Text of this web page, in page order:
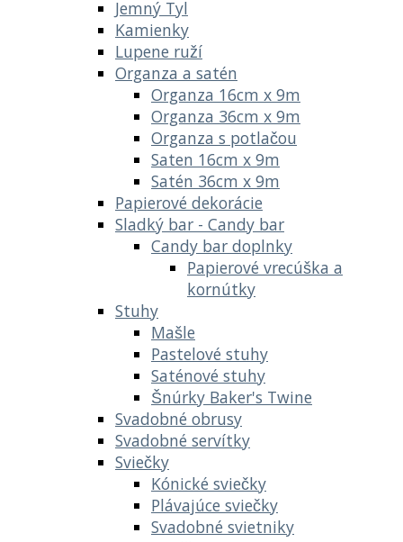
Jemný Tyl
Kamienky
Lupene ruží
Organza a satén
Organza 16cm x 9m
Organza 36cm x 9m
Organza s potlačou
Saten 16cm x 9m
Satén 36cm x 9m
Papierové dekorácie
Sladký bar - Candy bar
Candy bar doplnky
Papierové vrecúška a
kornútky
Stuhy
Mašle
Pastelové stuhy
Saténové stuhy
Šnúrky Baker's Twine
Svadobné obrusy
Svadobné servítky
Sviečky
Kónické sviečky
Plávajúce sviečky
Svadobné svietniky